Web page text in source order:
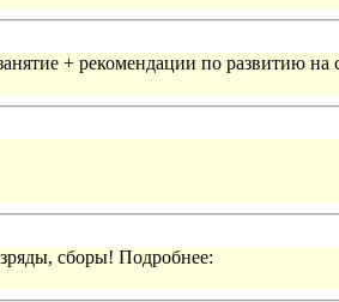
+ рекомендации по развитию на
сборы! Подробнее: